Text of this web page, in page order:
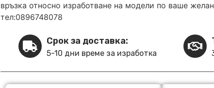
връзка относно изработване на модели по ваше
тел:0896748078
Срок за доставка:
5-10 дни време за изработка